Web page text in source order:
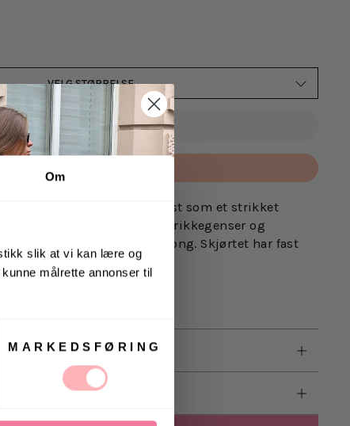
Om
slik at vi kan lære og
målrette annonser til
MARKEDSFØRING
VELG STØRRELSE
UTSOLGT
Betal med
Copenhagen. Lite sier høst som et strikket
i kombinasjon med en strikkegenser og
har en feminin, flowy A-fasong. Skjørtet har fast